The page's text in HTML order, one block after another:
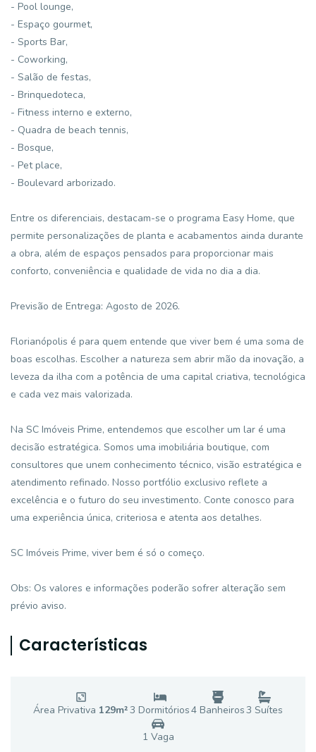
- Pool lounge,
- Espaço gourmet,
- Sports Bar,
- Coworking,
- Salão de festas,
- Brinquedoteca,
- Fitness interno e externo,
- Quadra de beach tennis,
- Bosque,
- Pet place,
- Boulevard arborizado.
Entre os diferenciais, destacam-se o programa Easy Home, que
permite personalizações de planta e acabamentos ainda durante
a obra, além de espaços pensados para proporcionar mais
conforto, conveniência e qualidade de vida no dia a dia.
Previsão de Entrega: Agosto de 2026.
Florianópolis é para quem entende que viver bem é uma soma de
boas escolhas. Escolher a natureza sem abrir mão da inovação, a
leveza da ilha com a potência de uma capital criativa, tecnológica
e cada vez mais valorizada.
Na SC Imóveis Prime, entendemos que escolher um lar é uma
decisão estratégica. Somos uma imobiliária boutique, com
consultores que unem conhecimento técnico, visão estratégica e
atendimento refinado. Nosso portfólio exclusivo reflete a
excelência e o futuro do seu investimento. Conte conosco para
uma experiência única, criteriosa e atenta aos detalhes.
SC Imóveis Prime, viver bem é só o começo.
Obs: Os valores e informações poderão sofrer alteração sem
prévio aviso.
Características
Área Privativa 129m²3 Dormitórios4 Banheiros3 Suítes
1 Vaga